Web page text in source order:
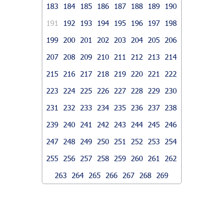
183
184 185 186 187 188 189
190
191
192 193 194 195 196 197
198
199
200 201 202 203 204 205
206
207
208 209 210 211 212 213
214
215
216 217 218 219 220 221
222
223
224 225 226 227 228 229
230
231
232 233 234 235 236 237
238
239
240 241 242 243 244 245
246
247
248 249 250 251 252 253
254
255
256 257 258 259 260 261
262
263
264 265 266 267 268 269